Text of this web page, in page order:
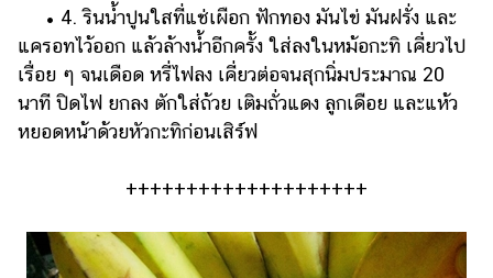
• 4. รินน้ำปูนใสที่แช่เผือก ฟักทอง มันไข่ มันฝรั่ง และ
แครอทไว้ออก แล้วล้างน้ำอีกครั้ง ใส่ลงในหม้อกะทิ เคี่ยวไป
เรื่อย ๆ จนเดือด หรี่ไฟลง เคี่ยวต่อจนสุกนิ่มประมาณ 20
นาที ปิดไฟ ยกลง ตักใส่ถ้วย เติมถั่วแดง ลูกเดือย และแห้ว
หยอดหน้าด้วยหัวกะทิก่อนเสิร์ฟ
++++++++++++++++++++